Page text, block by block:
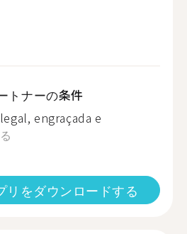
トナーの条件
engraçada e
リをダウンロードする